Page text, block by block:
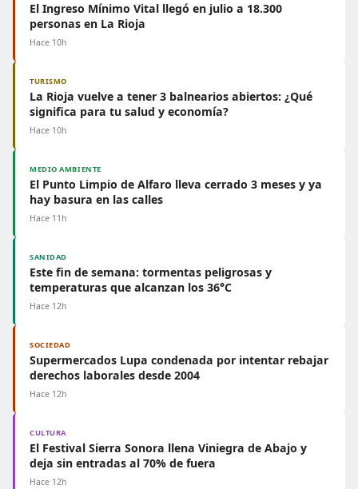
El Ingreso Mínimo Vital llegó en julio a 18.300
personas en La Rioja
Hace 10h
TURISMO
La Rioja vuelve a tener 3 balnearios abiertos: ¿Qué
significa para tu salud y economía?
Hace 10h
MEDIO AMBIENTE
El Punto Limpio de Alfaro lleva cerrado 3 meses y ya
hay basura en las calles
Hace 11h
SANIDAD
Este fin de semana: tormentas peligrosas y
temperaturas que alcanzan los 36°C
Hace 12h
SOCIEDAD
Supermercados Lupa condenada por intentar rebajar
derechos laborales desde 2004
Hace 12h
CULTURA
El Festival Sierra Sonora llena Viniegra de Abajo y
deja sin entradas al 70% de fuera
Hace 12h